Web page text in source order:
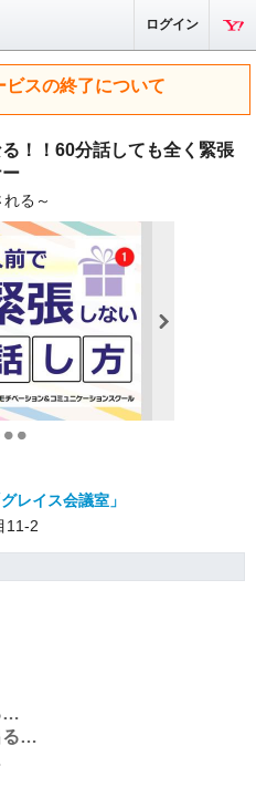
ログイン
ビスの終了について
！！60分話しても全く緊張
る～
レイス会議室」
11-2
…
る…